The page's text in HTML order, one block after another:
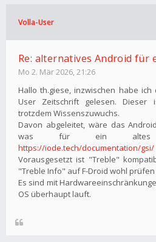
Volla-User
Re: alternatives Android für
Mo 2. Mär 2026, 21:26
Hallo th.giese, inzwischen habe
User Zeitschrift gelesen.
trotzdem Wissenszuwuchs.
Davon abgeleitet, wäre das
was für ein altes
https://iode.tech/documentation/gsi/
Vorausgesetzt ist "Treble"
"Treble Info" auf F-Droid wohl prüfen
Es sind mit
OS überhaupt lauft.